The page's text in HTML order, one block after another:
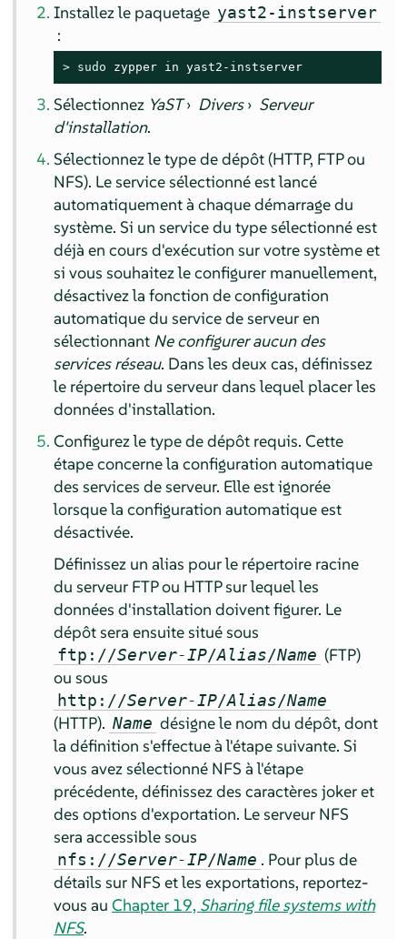
Installez le paquetage yast2-instserver
:
> sudo zypper in yast2-instserver
Sélectionnez YaST› Divers› Serveur
d'installation.
Sélectionnez le type de dépôt (HTTP, FTP ou
NFS). Le service sélectionné est lancé
automatiquement à chaque démarrage du
système. Si un service du type sélectionné est
déjà en cours d'exécution sur votre système et
si vous souhaitez le configurer manuellement,
désactivez la fonction de configuration
automatique du service de serveur en
sélectionnant Ne configurer aucun des
services réseau. Dans les deux cas, définissez
le répertoire du serveur dans lequel placer les
données d'installation.
Configurez le type de dépôt requis. Cette
étape concerne la configuration automatique
des services de serveur. Elle est ignorée
lorsque la configuration automatique est
désactivée.
Définissez un alias pour le répertoire racine
du serveur FTP ou HTTP sur lequel les
données d'installation doivent figurer. Le
dépôt sera ensuite situé sous
ftp://Server-IP/Alias/Name (FTP)
ou sous
http://Server-IP/Alias/Name
(HTTP). Name désigne le nom du dépôt, dont
la définition s'effectue à l'étape suivante. Si
vous avez sélectionné NFS à l'étape
précédente, définissez des caractères joker et
des options d'exportation. Le serveur NFS
sera accessible sous
nfs://Server-IP/Name . Pour plus de
détails sur NFS et les exportations, reportez-
vous auChapter 19, Sharing file systems with
NFS.